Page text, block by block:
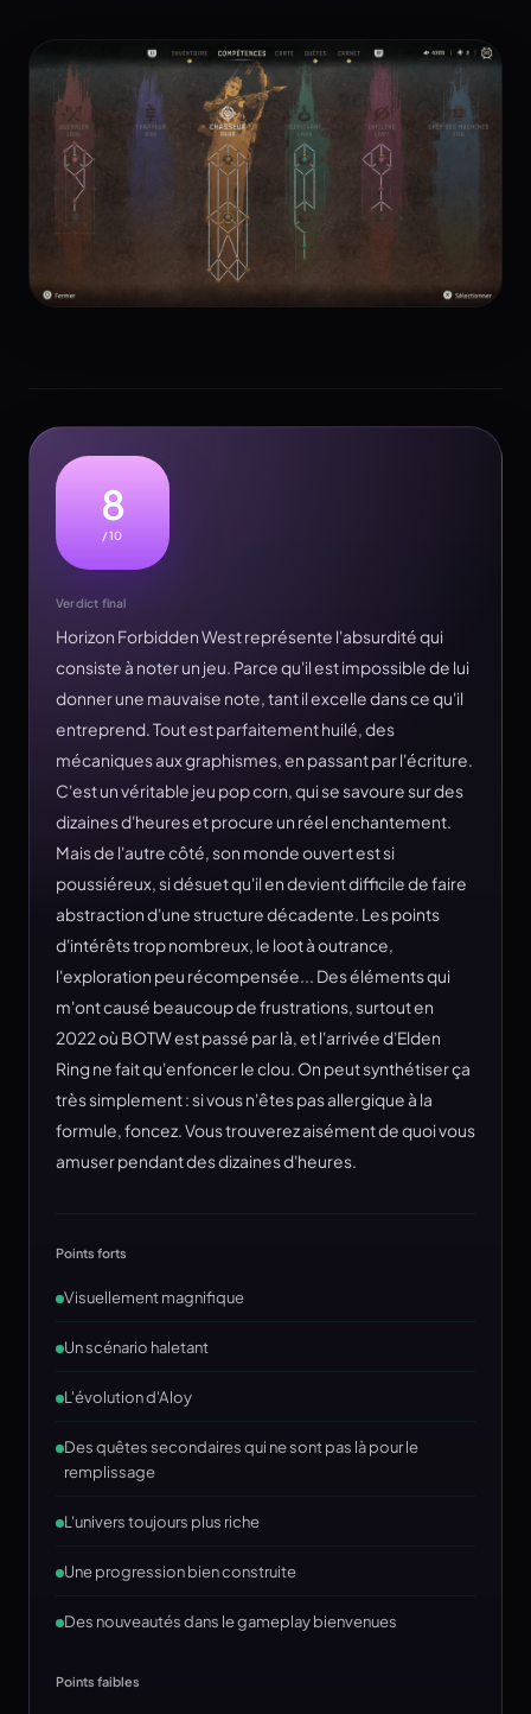
8
/10
Verdict final
Horizon Forbidden West représente l'absurdité qui
consiste à noter un jeu. Parce qu'il est impossible de lui
donner une mauvaise note, tant il excelle dans ce qu'il
entreprend. Tout est parfaitement huilé, des
mécaniques aux graphismes, en passant par l'écriture.
C'est un véritable jeu pop corn, qui se savoure sur des
dizaines d'heures et procure un réel enchantement.
Mais de l'autre côté, son monde ouvert est si
poussiéreux, si désuet qu'il en devient difficile de faire
abstraction d'une structure décadente. Les points
d'intérêts trop nombreux, le loot à outrance,
l'exploration peu récompensée... Des éléments qui
m'ont causé beaucoup de frustrations, surtout en
2022 où BOTW est passé par là, et l'arrivée d'Elden
Ring ne fait qu'enfoncer le clou. On peut synthétiser ça
très simplement : si vous n'êtes pas allergique à la
formule, foncez. Vous trouverez aisément de quoi vous
amuser pendant des dizaines d'heures.
Points forts
Visuellement magnifique
Un scénario haletant
L'évolution d'Aloy
Des quêtes secondaires qui ne sont pas là pour le
remplissage
L'univers toujours plus riche
Une progression bien construite
Des nouveautés dans le gameplay bienvenues
Points faibles